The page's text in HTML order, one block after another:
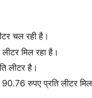
चल रही है।
मिल रहा है।
लीटर है।
रुपए प्रति लीटर मिल